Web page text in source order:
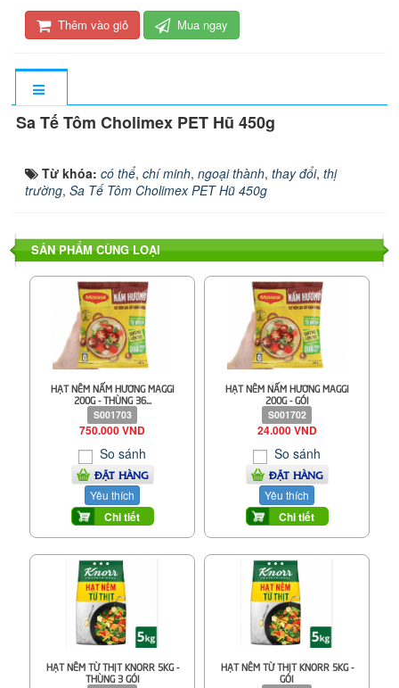
Thêm vào giỏ Mua ngay
Sa Tế Tôm Cholimex PET Hũ 450g
Từ khóa: có thể, chí minh, ngoại thành, thay đổi, thị
trường, Sa Tế Tôm Cholimex PET Hũ 450g
SẢN PHẨM CÙNG LOẠI
HẠT NÊM NẤM HƯƠNG MAGGI
200G - THÙNG 36...
S001703
750.000 VND
So sánh
ĐẶT HÀNG
Yêu thích
Chi tiết
HẠT NÊM NẤM HƯƠNG MAGGI
200G - GÓI
S001702
24.000 VND
So sánh
ĐẶT HÀNG
Yêu thích
Chi tiết
HẠT NÊM TỪ THỊT KNORR 5KG -
THÙNG 3 GÓI
HẠT NÊM TỪ THỊT KNORR 5KG -
GÓI